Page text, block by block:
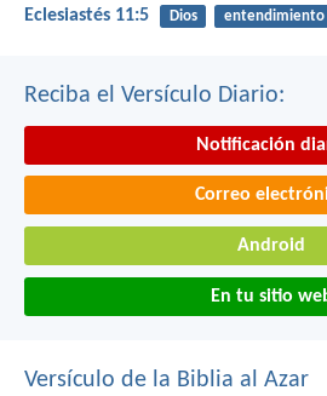
Eclesiastés 11:5 Dios entendimiento
Reciba el Versículo Diario:
Notificación
Correo
Android
En tu sitio
Versículo de la Biblia al Azar